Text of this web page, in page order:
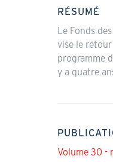
RÉSUMÉ
Le Fonds
vise le
programme
y a quatre
Volume 30 -